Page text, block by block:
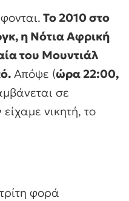
Το 2010 στο
η Νότια Αφρική
του Μουντιάλ
Απόψε (ώρα 22:00,
σε
νικητή, το
φορά